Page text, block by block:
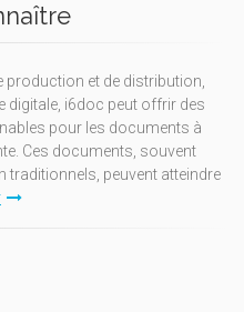
production et de distribution,
digitale, i6doc peut offrir des
pour les documents à
Ces documents, souvent
traditionnels, peuvent atteindre